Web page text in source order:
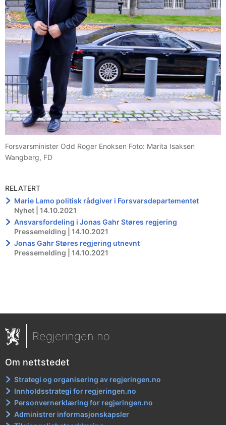
Forsvarsminister Odd Roger Enoksen Foto: Marita Isaksen
Wangberg, FD
RELATERT
Marie Lamo politisk rådgiver i Forsvarsdepartementet
Nyhet | 14.10.2021
Ansvarsfordeling i Jonas Gahr Støres regjering
Pressemelding | 14.10.2021
Jonas Gahr Støres regjering utnevnt
Pressemelding | 14.10.2021
Regjeringen.no
Om nettstedet
Strategi og organisering av regjeringen.no
Innholdsstrategi for regjeringen.no
Personvernerklæring for regjeringen.no
Administrer informasjonskapsler